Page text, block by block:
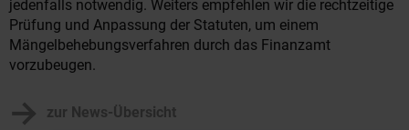
jedenfalls notwendig. Weiters empfehlen wir die rechtzeitige
Prüfung und Anpassung der Statuten, um einem
Mängelbehebungsverfahren durch das Finanzamt
vorzubeugen.
zur News-Übersicht